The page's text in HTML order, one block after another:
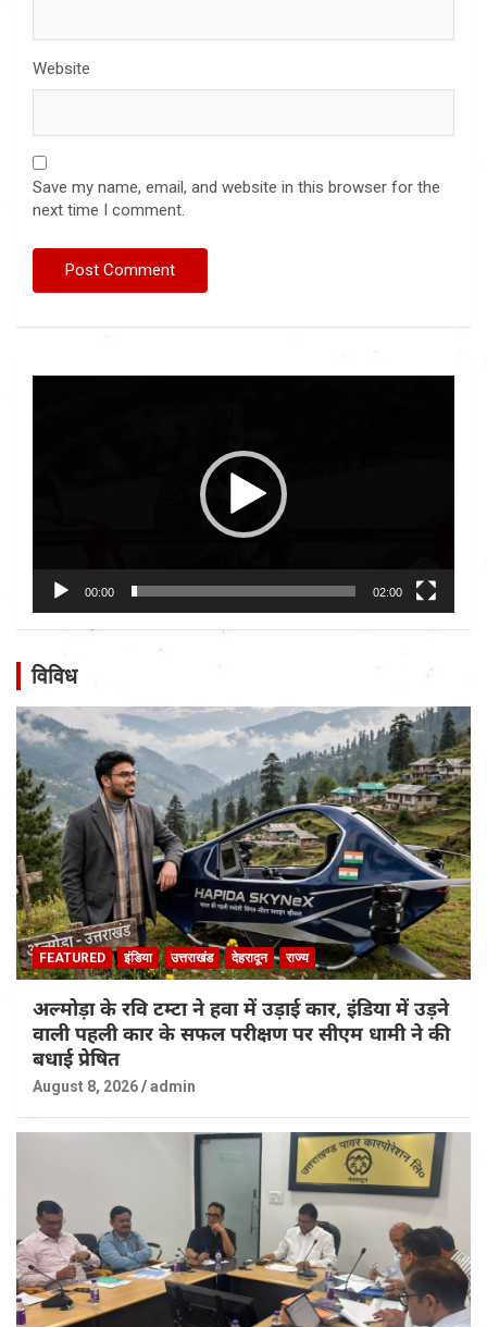
Website
Save my name, email, and website in this browser for the
next time I comment.
00:00 02:00
विविध
FEATURED इंडिया उत्तराखंड देहरादून राज्य
अल्मोड़ा के रवि टम्टा ने हवा में उड़ाई कार, इंडिया में उड़ने
वाली पहली कार के सफल परीक्षण पर सीएम धामी ने की
बधाई प्रेषित
August 8, 2026 admin